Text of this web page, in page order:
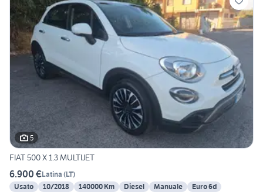
5
FIAT 500 X 1.3 MULTIJET
6.900 €Latina (LT)
Usato
10/2018 140000 Km Diesel Manuale Euro 6d